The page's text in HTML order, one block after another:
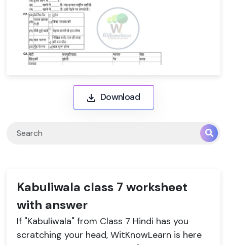
Download
Kabuliwala class 7 worksheet
with answer
If "Kabuliwala" from Class 7 Hindi has you
scratching your head, WitKnowLearn is here